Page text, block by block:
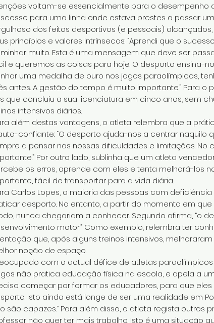
voltam-se essencialmente para o desempenho
para uma linha onde estava prestes a passar
dos feitos desportivos (e pessoais)
princípios e valores intrínsecos: “Aprendi que o
muito. Esta é uma mensagem que deve ser
e queremos as coisas para hoje. O desporto ensina-
uma medalha de ouro nos jogos paraolímpicos,
antes. A gestão do tempo é muito importante.” Para
que concluiu a sua licenciatura em cinco anos, sem
intensivos diários.
além destas vantagens, o atleta relembra que a
confiante: “O desporto ajuda-nos a centrar
a pensar nas nossas dificuldades e limitações.
Por outro lado, sublinha que um atleta
os erros, aprende com eles e tenta melhorá-los
fácil de transportar para a vida diária.
Carlos Lopes, a maioria das pessoas com
desporto. No entanto, a partir do momento em
nunca chegariam a conhecer. Segundo afirma, “o
motor.” Como exemplo, relembra ter
que, após alguns treinos intensivos,
noção de espaço.
com o actual défice de atletas
não pratica educação física na escola, e apela a
começar por formar os educadores, para que
Isto ainda está longe de ser uma realidade em
são capazes.” Para além disso, o atleta regista outros
não quer ter mais trabalho. Isto é uma situação